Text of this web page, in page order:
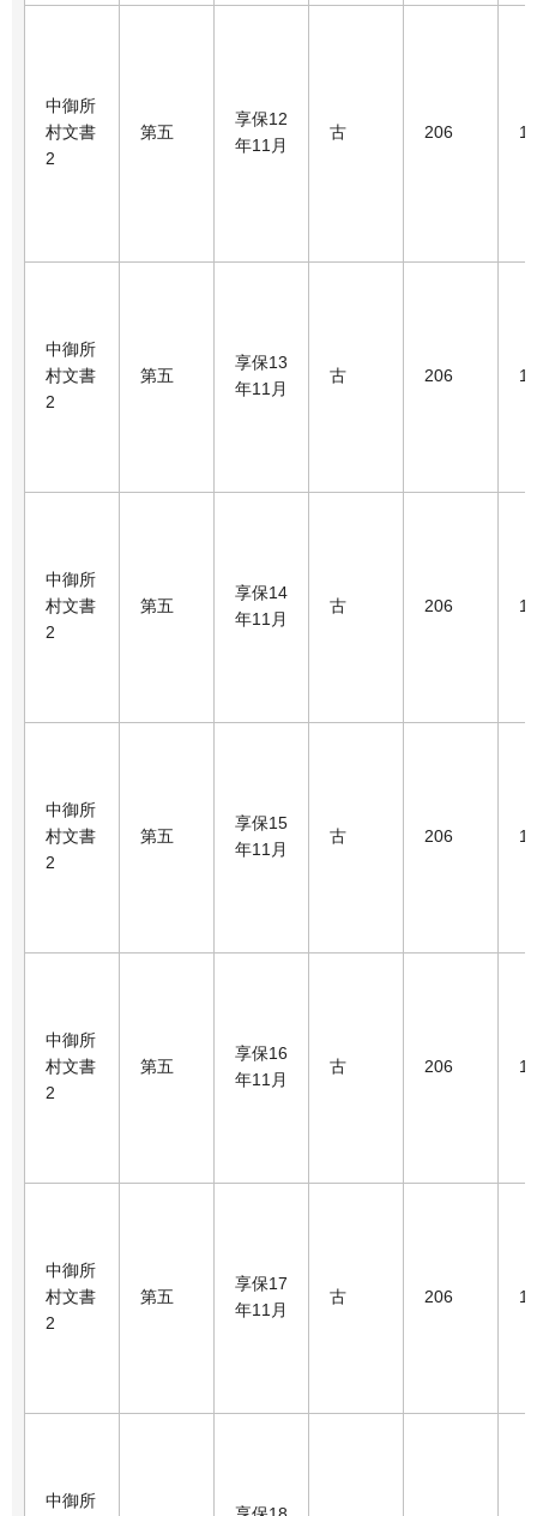
中御所
村文書
2
第五
享保12
年11月
古 206 1
中御所
村文書
2
第五
享保13
年11月
古 206 1
中御所
村文書
2
第五
享保14
年11月
古 206 1
中御所
村文書
2
第五
享保15
年11月
古 206 1
中御所
村文書
2
第五
享保16
年11月
古 206 1
中御所
村文書
2
第五
享保17
年11月
古 206 1
中御所